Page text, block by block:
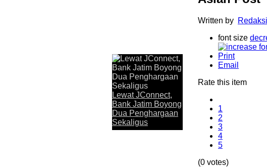
Lewat JConnect, Bank Jatim Boyong
JAKARTA,KORANRAKYAT.COM,- 30 Juli
Timur Tbk (Bank Jatim) dalam menghadirkan
memperoleh apresiasi. Melalui aplikasi digital
penghargaan Top Digital Application...
Lewat JConnect,
Bank Jatim Boyong
Dua Penghargaan
Sekaligus
Written by Redaksi
font size
Print
Email
Rate this item
1
2
3
4
5
(0 votes)